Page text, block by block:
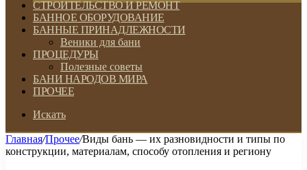
СТРОИТЕЛЬСТВО И РЕМОНТ
БАННОЕ ОБОРУДОВАНИЕ
БАННЫЕ ПРИНАДЛЕЖНОСТИ
Веники для бани
ПРОЦЕДУРЫ
Полезные советы
БАНИ НАРОДОВ МИРА
ПРОЧЕЕ
Искать
Главная/Прочее/Виды бань — их разновидности и типы по
конструкции, материалам, способу отопления и региону